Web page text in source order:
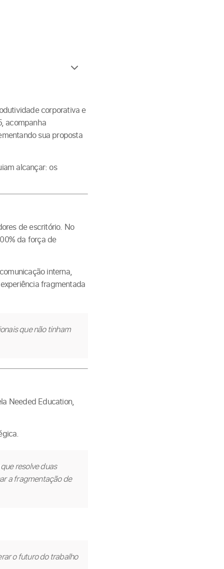
corporativa e
acompanha
sua proposta
alcançar: os
de escritório. No
da força de
interna,
fragmentada
que não tinham
Needed Education,
resolve duas
a fragmentação de
o futuro do trabalho